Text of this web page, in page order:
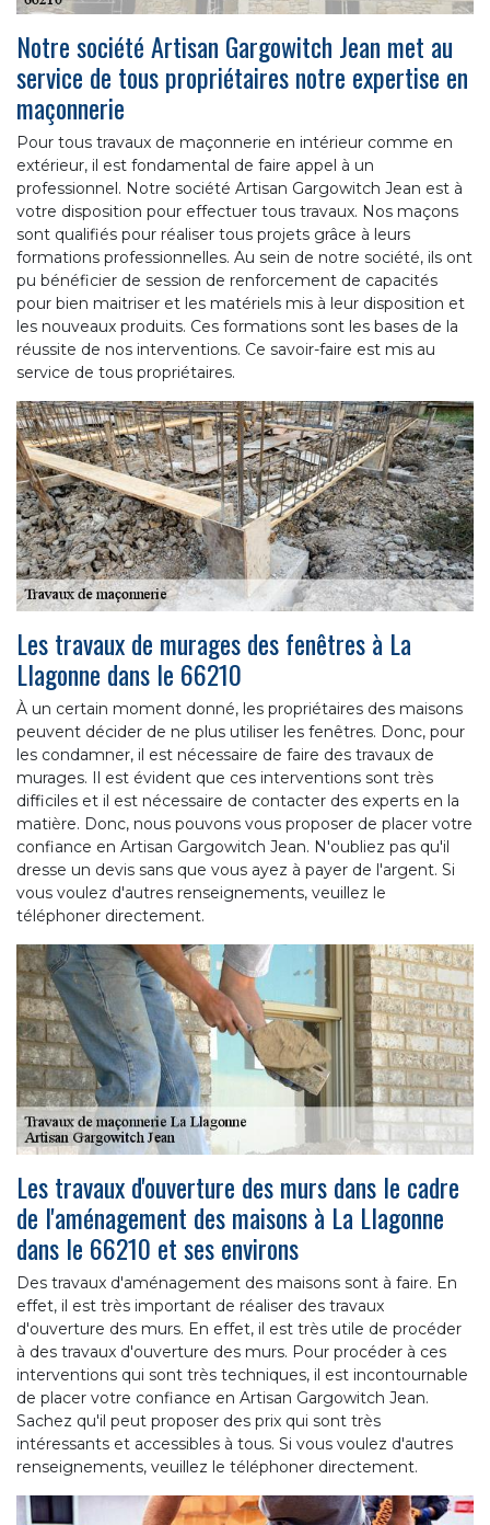
Notre société Artisan Gargowitch Jean met au
service de tous propriétaires notre expertise en
maçonnerie
Pour tous travaux de maçonnerie en intérieur comme en
extérieur, il est fondamental de faire appel à un
professionnel. Notre société Artisan Gargowitch Jean est à
votre disposition pour effectuer tous travaux. Nos maçons
sont qualifiés pour réaliser tous projets grâce à leurs
formations professionnelles. Au sein de notre société, ils ont
pu bénéficier de session de renforcement de capacités
pour bien maitriser et les matériels mis à leur disposition et
les nouveaux produits. Ces formations sont les bases de la
réussite de nos interventions. Ce savoir-faire est mis au
service de tous propriétaires.
Les travaux de murages des fenêtres à La
Llagonne dans le 66210
À un certain moment donné, les propriétaires des maisons
peuvent décider de ne plus utiliser les fenêtres. Donc, pour
les condamner, il est nécessaire de faire des travaux de
murages. Il est évident que ces interventions sont très
difficiles et il est nécessaire de contacter des experts en la
matière. Donc, nous pouvons vous proposer de placer votre
confiance en Artisan Gargowitch Jean. N'oubliez pas qu'il
dresse un devis sans que vous ayez à payer de l'argent. Si
vous voulez d'autres renseignements, veuillez le
téléphoner directement.
Les travaux d'ouverture des murs dans le cadre
de l'aménagement des maisons à La Llagonne
dans le 66210 et ses environs
Des travaux d'aménagement des maisons sont à faire. En
effet, il est très important de réaliser des travaux
d'ouverture des murs. En effet, il est très utile de procéder
à des travaux d'ouverture des murs. Pour procéder à ces
interventions qui sont très techniques, il est incontournable
de placer votre confiance en Artisan Gargowitch Jean.
Sachez qu'il peut proposer des prix qui sont très
intéressants et accessibles à tous. Si vous voulez d'autres
renseignements, veuillez le téléphoner directement.